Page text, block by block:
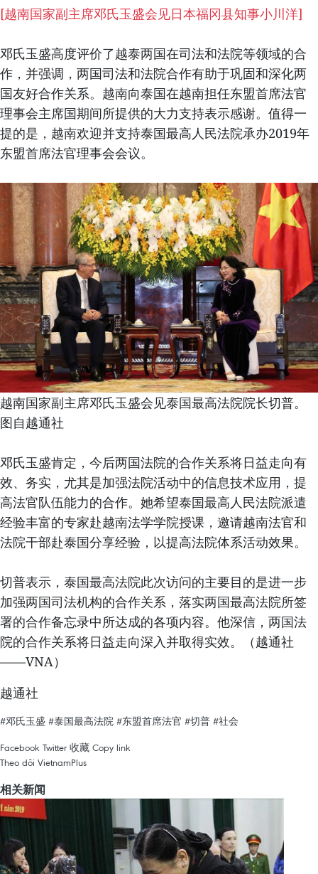
[越南国家副主席邓氏玉盛会见日本福冈县知事小川洋]
邓氏玉盛高度评价了越泰两国在司法和法院等领域的合
作，并强调，两国司法和法院合作有助于巩固和深化两
国友好合作关系。越南向泰国在越南担任东盟首席法官
理事会主席国期间所提供的大力支持表示感谢。值得一
提的是，越南欢迎并支持泰国最高人民法院承办2019年
东盟首席法官理事会会议。
越南国家副主席邓氏玉盛会见泰国最高法院院长切普。
图自越通社
邓氏玉盛肯定，今后两国法院的合作关系将日益走向有
效、务实，尤其是加强法院活动中的信息技术应用，提
高法官队伍能力的合作。她希望泰国最高人民法院派遣
经验丰富的专家赴越南法学学院授课，邀请越南法官和
法院干部赴泰国分享经验，以提高法院体系活动效果。
切普表示，泰国最高法院此次访问的主要目的是进一步
加强两国司法机构的合作关系，落实两国最高法院所签
署的合作备忘录中所达成的各项内容。他深信，两国法
院的合作关系将日益走向深入并取得实效。（越通社
——VNA）
越通社
#邓氏玉盛 #泰国最高法院 #东盟首席法官 #切普 #社会
Facebook Twitter 收藏 Copy link
Theo dõi VietnamPlus
相关新闻